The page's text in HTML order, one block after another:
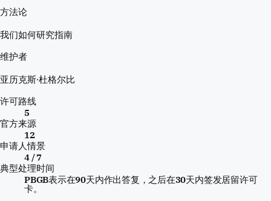
方法论
我们如何研究指南
维护者
亚历克斯·杜格尔比
许可路线
5
官方来源
12
申请人情景
4 / 7
典型处理时间
PBGB表示在90天内作出答复，之后在30天内签发居留许可
卡。